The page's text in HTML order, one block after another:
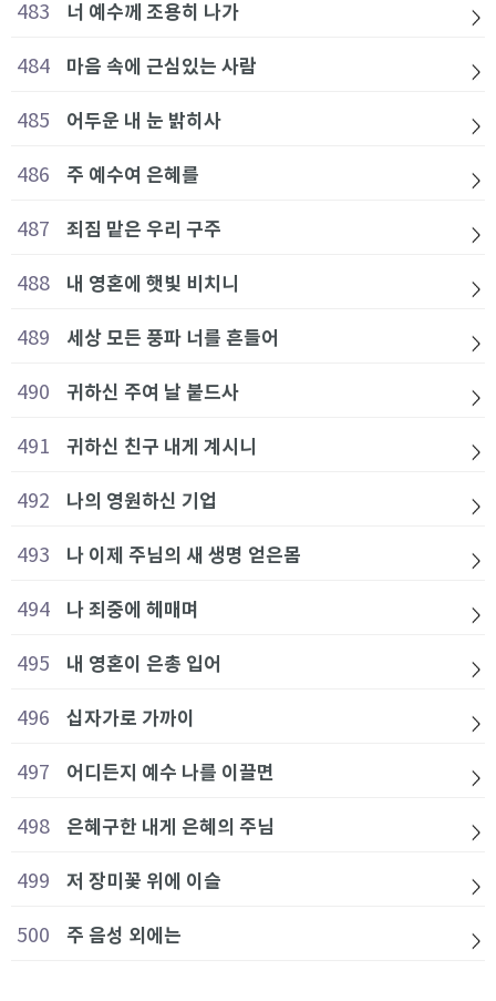
483 너 예수께 조용히 나가
484 마음 속에 근심있는 사람
485 어두운 내 눈 밝히사
486 주 예수여 은혜를
487 죄짐 맡은 우리 구주
488 내 영혼에 햇빛 비치니
489 세상 모든 풍파 너를 흔들어
490 귀하신 주여 날 붙드사
491 귀하신 친구 내게 계시니
492 나의 영원하신 기업
493 나 이제 주님의 새 생명 얻은몸
494 나 죄중에 헤매며
495 내 영혼이 은총 입어
496 십자가로 가까이
497 어디든지 예수 나를 이끌면
498 은혜구한 내게 은혜의 주님
499 저 장미꽃 위에 이슬
500 주 음성 외에는